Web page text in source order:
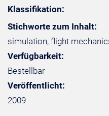
Klassifikation:
Stichworte zum Inhalt:
simulation, flight
Verfügbarkeit:
Bestellbar
Veröffentlicht:
2009